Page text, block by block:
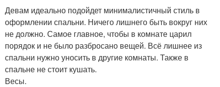
Девам идеально подойдет минималистичный стиль в
оформлении спальни. Ничего лишнего быть вокруг них
не должно. Самое главное, чтобы в комнате царил
порядок и не было разбросано вещей. Всё лишнее из
спальни нужно уносить в другие комнаты. Также в
спальне не стоит кушать.
Весы.